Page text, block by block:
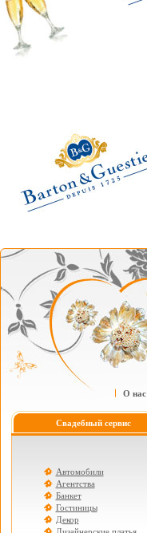
О нас
Свадебный сервис
Автомобили
Агентства
Банкет
Гостиницы
Декор